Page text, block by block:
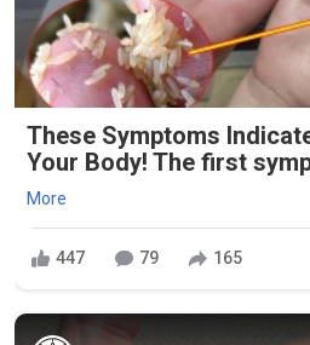
These Symptoms
Your Body! The first
More
447 79 165